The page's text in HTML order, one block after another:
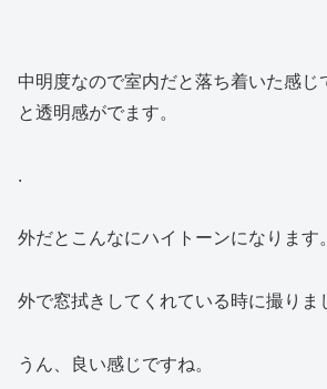
中明度なので室内だと落ち着いた感じ
と透明感がでます。
.
外だとこんなにハイトーンになります。
外で窓拭きしてくれている時に撮りま
うん、良い感じですね。